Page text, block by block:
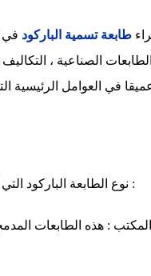
طابعة تسمية الباركود في
الصناعية ،
في العوامل
نوع الطابعة الباركود التي اخترتها سوف تؤثر بشكل كبير على الأسعار . الأسباب هي كما يلي :